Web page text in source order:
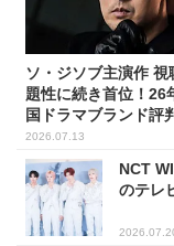
ソ・ジソブ主演作 視
題性に続き首位！26
国ドラマブランド評
2026.07.13
NCT
のテレ